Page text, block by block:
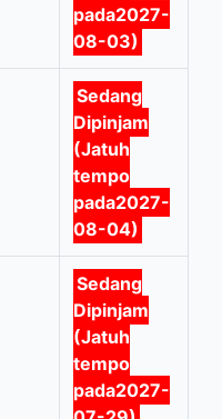
pada2027-
08-03)
Sedang
Dipinjam
(Jatuh
tempo
pada2027-
08-04)
Sedang
Dipinjam
(Jatuh
tempo
pada2027-